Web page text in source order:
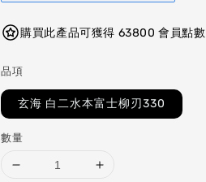
購買此產品可獲得 63800 會員點數
品項
玄海 白二水本富士柳刃330
數量